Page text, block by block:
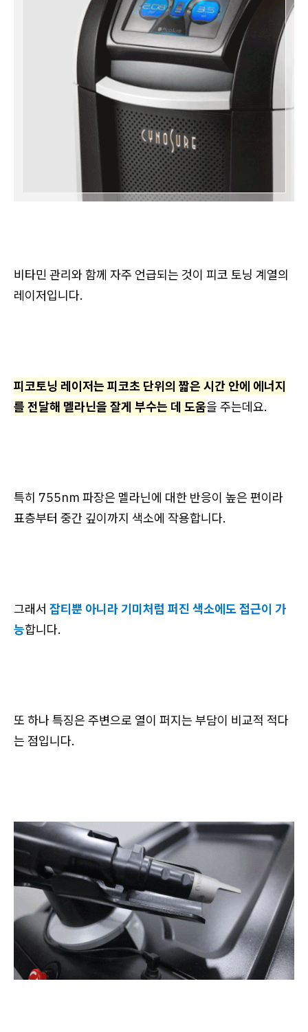
비타민 관리와 함께 자주 언급되는 것이 피코 토닝 계열의
레이저입니다.
피코토닝 레이저는 피코초 단위의 짧은 시간 안에 에너지
를 전달해 멜라닌을 잘게 부수는 데 도움을 주는데요.
특히 755nm 파장은 멜라닌에 대한 반응이 높은 편이라
표층부터 중간 깊이까지 색소에 작용합니다.
그래서 잡티뿐 아니라 기미처럼 퍼진 색소에도 접근이 가
능합니다.
또 하나 특징은 주변으로 열이 퍼지는 부담이 비교적 적다
는 점입니다.